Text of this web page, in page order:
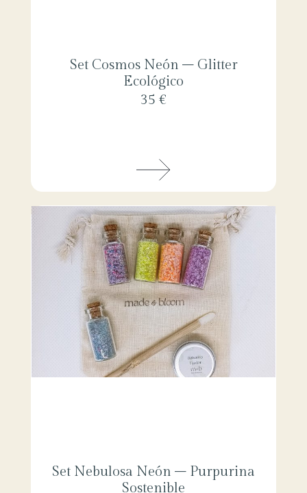
Set Cosmos Neón – Glitter
Ecológico
35 €
Set Nebulosa Neón – Purpurina
Sostenible